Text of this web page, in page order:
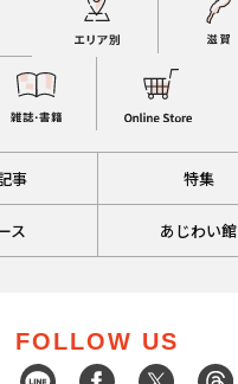
事 特集
ス あじわい館
FOLLOW US